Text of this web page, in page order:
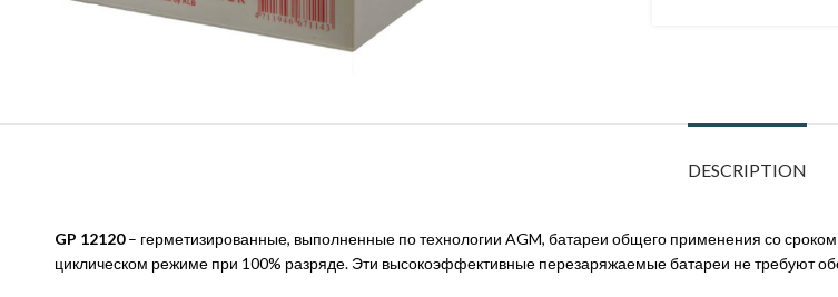
DESCRIPTION
GP 12120– герметизированные, выполненные по технологии AGM, батареи общего применения со
циклическом режиме при 100% разряде. Эти высокоэффективные перезаряжаемые батареи не требуют